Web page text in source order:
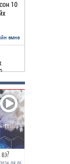
10
өмнө
өмнө